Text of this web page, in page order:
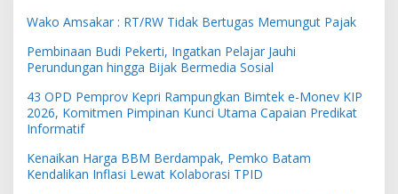
Wako Amsakar : RT/RW Tidak Bertugas Memungut Pajak
Pembinaan Budi Pekerti, Ingatkan Pelajar Jauhi
Perundungan hingga Bijak Bermedia Sosial
43 OPD Pemprov Kepri Rampungkan Bimtek e-Monev KIP
2026, Komitmen Pimpinan Kunci Utama Capaian Predikat
Informatif
Kenaikan Harga BBM Berdampak, Pemko Batam
Kendalikan Inflasi Lewat Kolaborasi TPID